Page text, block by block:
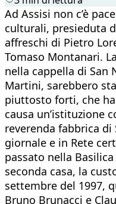
Ad Assisi non c’è
culturali, presieduta
affreschi di Pietro
Tomaso Montanari.
nella cappella di San
Martini, sarebbero
piuttosto forti, che
causa un’istituzione
reverenda fabbrica di
giornale e in Rete
passato nella
seconda casa, la
settembre del 1997,
Bruno Brunacci e